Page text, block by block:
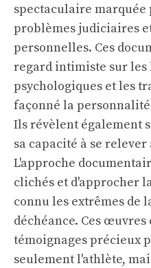
spectaculaire marquée
problèmes judiciaires
personnelles. Ces
regard intimiste sur les
psychologiques et les
façonné la
Ils révèlent également
sa capacité à se
L'approche
clichés et d'approcher
connu les extrêmes de
déchéance. Ces
témoignages précieux
seulement l'athlète,